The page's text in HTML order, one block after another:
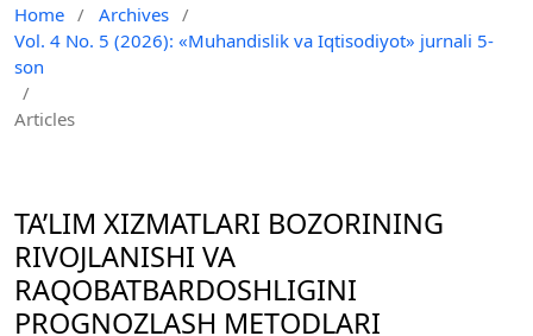
Home / Archives /
Vol. 4 No. 5 (2026): «Muhandislik va Iqtisodiyot» jurnali 5-
son
/
Articles
TA’LIM XIZMATLARI BOZORINING
RIVOJLANISHI VA
RAQOBATBARDOSHLIGINI
PROGNOZLASH METODLARI